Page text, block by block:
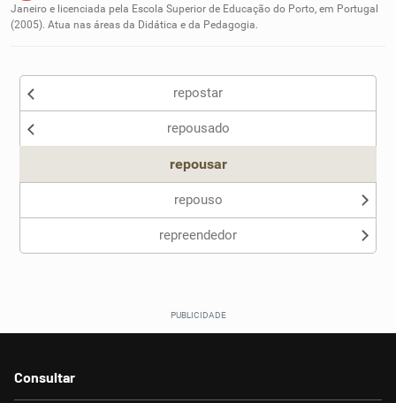
Outro
Janeiro e licenciada pela Escola Superior de Educação do Porto, em Portugal
(2005). Atua nas áreas da Didática e da Pedagogia.
repostar
repousado
repousar
repouso
repreendedor
Consultar